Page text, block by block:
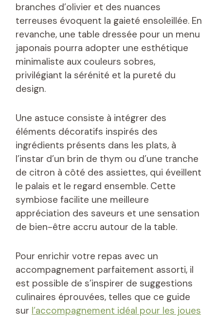
branches d’olivier et des nuances
terreuses évoquent la gaieté ensoleillée. En
revanche, une table dressée pour un menu
japonais pourra adopter une esthétique
minimaliste aux couleurs sobres,
privilégiant la sérénité et la pureté du
design.
Une astuce consiste à intégrer des
éléments décoratifs inspirés des
ingrédients présents dans les plats, à
l’instar d’un brin de thym ou d’une tranche
de citron à côté des assiettes, qui éveillent
le palais et le regard ensemble. Cette
symbiose facilite une meilleure
appréciation des saveurs et une sensation
de bien-être accru autour de la table.
Pour enrichir votre repas avec un
accompagnement parfaitement assorti, il
est possible de s’inspirer de suggestions
culinaires éprouvées, telles que ce guide
sur l’accompagnement idéal pour les joues